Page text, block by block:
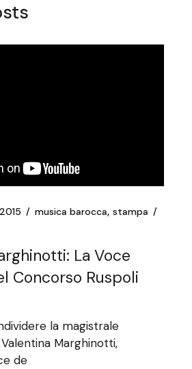
musica barocca stampa
La Voce
Concorso Ruspoli
la magistrale
Marghinotti,
de